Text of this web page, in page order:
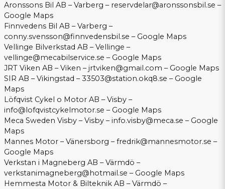
Aronssons Bil AB – Varberg – reservdelar@aronssonsbil.se –
Google Maps
Finnvedens Bil AB – Varberg –
conny.svensson@finnvedensbil.se – Google Maps
Vellinge Bilverkstad AB – Vellinge –
vellinge@mecabilservice.se – Google Maps
JRT Viken AB – Viken –jrtviken@gmail.com – Google Maps
SIR AB – Vikingstad –33503@station.okq8.se – Google
Maps
Löfqvist Cykel o Motor AB – Visby –
info@lofqvistcykelmotor.se – Google Maps
Meca Sweden Visby – Visby –info.visby@meca.se – Google
Maps
Mannes Motor – Vänersborg –fredrik@mannesmotor.se –
Google Maps
Verkstan i Magneberg AB – Värmdö –
verkstanimagneberg@hotmail.se – Google Maps
Hemmesta Motor & Bilteknik AB – Värmdö –